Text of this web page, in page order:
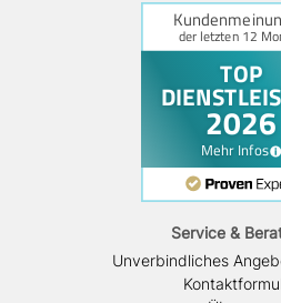
Service &
Unverbindliches